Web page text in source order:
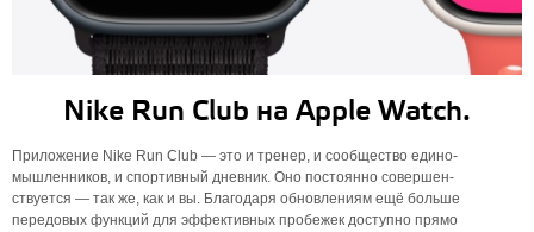
Nike Run Club на Apple Watch.
Приложение Nike Run Club — это и тренер, и сообщество едино­
мышленников, и спортивный дневник. Оно постоянно совершен­
ствуется — так же, как и вы. Благодаря обновлениям ещё больше
передовых функций для эффективных пробежек доступно прямо